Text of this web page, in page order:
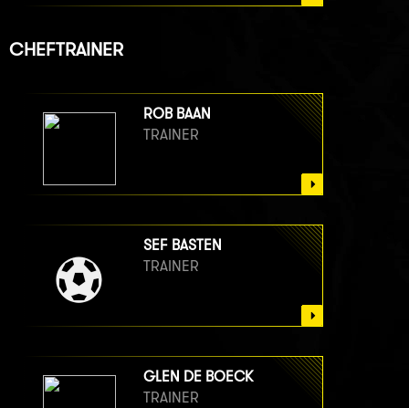
CHEFTRAINER
ROB BAAN
TRAINER
SEF BASTEN
TRAINER
GLEN DE BOECK
TRAINER